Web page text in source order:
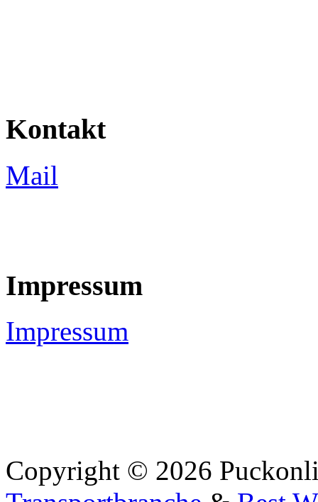
Kontakt
Mail
Impressum
Impressum
Copyright © 2026